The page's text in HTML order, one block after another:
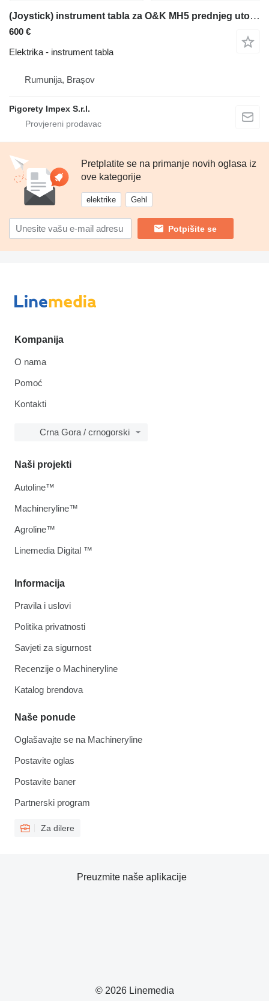
(Joystick) instrument tabla za O&K MH5 prednjeg utovarivača
600 €
Elektrika - instrument tabla
Rumunija, Braşov
Pigorety Impex S.r.l.
Pretplatite se na primanje novih oglasa iz
ove kategorije
elektrike Gehl
Potpišite se
Kompanija
O nama
Pomoć
Kontakti
Crna Gora / crnogorski
Informacija
Pravila i uslovi
Politika privatnosti
Savjeti za sigurnost
Recenzije o Machineryline
Katalog brendova
Naše ponude
Oglašavajte se na Machineryline
Postavite oglas
Postavite baner
Partnerski program
Za dilere
Naši projekti
Autoline™
Machineryline™
Agroline™
Linemedia Digital ™
© 2026 Linemedia
Preuzmite naše aplikacije